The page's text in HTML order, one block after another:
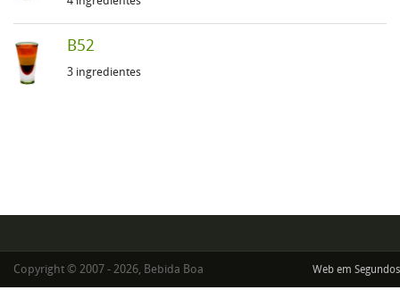
B52
3 ingredientes
Copyright © 2007 - 2026, Bebida Boa Web em Segundos